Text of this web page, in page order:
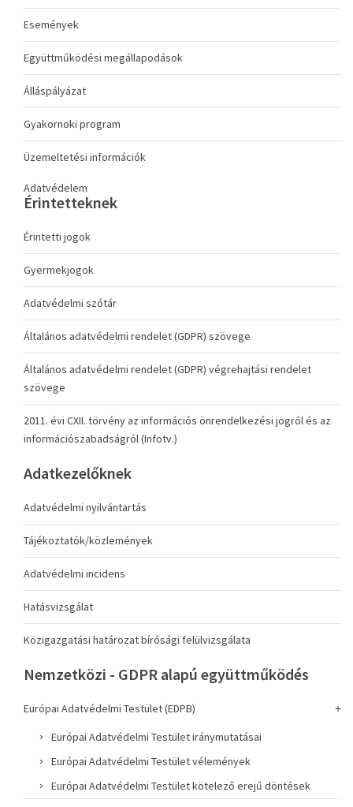
Események
Együttműködési megállapodások
Álláspályázat
Gyakornoki program
Üzemeltetési információk
Adatvédelem
Érintetteknek
Érintetti jogok
Gyermekjogok
Adatvédelmi szótár
Általános adatvédelmi rendelet (GDPR) szövege
Általános adatvédelmi rendelet (GDPR) végrehajtási rendelet
szövege
2011. évi CXII. törvény az információs önrendelkezési jogról és az
információszabadságról (Infotv.)
Adatkezelőknek
Adatvédelmi nyilvántartás
Tájékoztatók/közlemények
Adatvédelmi incidens
Hatásvizsgálat
Közigazgatási határozat bírósági felülvizsgálata
Nemzetközi - GDPR alapú együttműködés
Európai Adatvédelmi Testület (EDPB)
Európai Adatvédelmi Testület iránymutatásai
Európai Adatvédelmi Testület vélemények
Európai Adatvédelmi Testület kötelező erejű döntések